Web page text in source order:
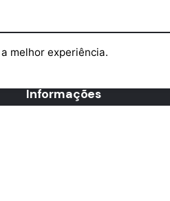
Informações
melhor experiência.